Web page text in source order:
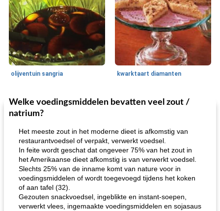
olijventuin sangria kwarktaart diamanten
65 min
Feestdagen en evenementen
de jamcake van Georgië tennessee
310
One Dish Meal
blauwe kaasperen kip
Welke voedingsmiddelen bevatten veel zout /
natrium?
Het meeste zout in het moderne dieet is afkomstig van
restaurantvoedsel of verpakt, verwerkt voedsel.
In feite wordt geschat dat ongeveer 75% van het zout in
het Amerikaanse dieet afkomstig is van verwerkt voedsel.
Slechts 25% van de inname komt van nature voor in
voedingsmiddelen of wordt toegevoegd tijdens het koken
of aan tafel (32).
Gezouten snackvoedsel, ingeblikte en instant-soepen,
verwerkt vlees, ingemaakte voedingsmiddelen en sojasaus